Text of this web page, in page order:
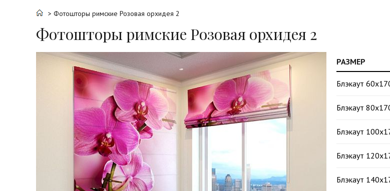
> Фотошторы римские Розовая орхидея 2
Фотошторы римские Розовая орхидея 2
РАЗМЕР
Блэкаут
Блэкаут
Блэкаут
Блэкаут
Блэкаут